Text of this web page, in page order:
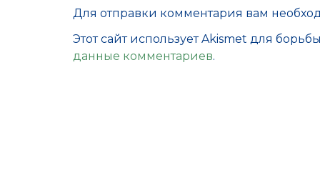
Для отправки комментария вам
Этот сайт использует Akismet для
данные комментариев.